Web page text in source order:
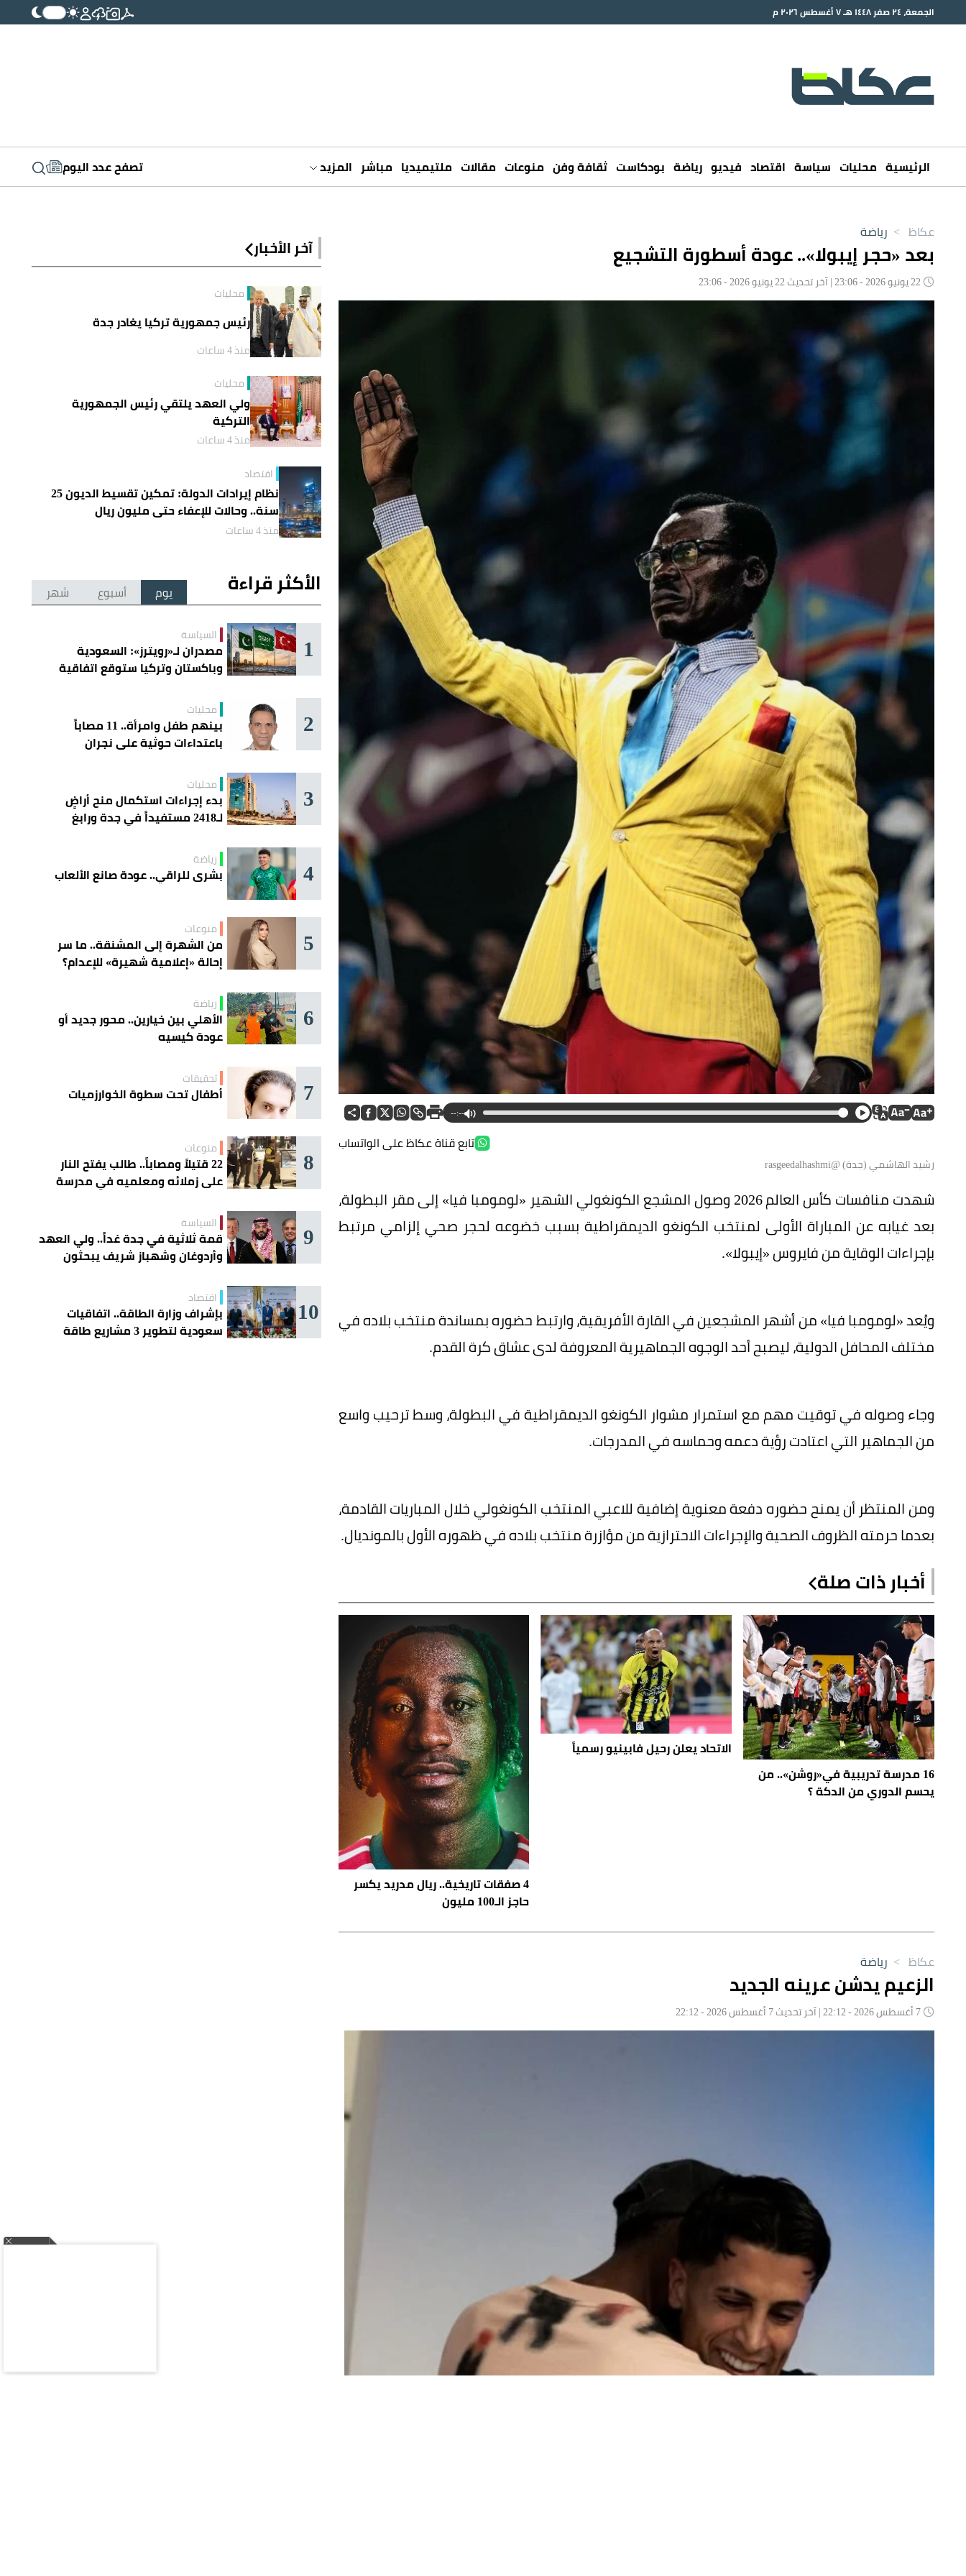
الجمعة، ٢٤ صفر ١٤٤٨ هـ ٧ أغسطس ٢٠٢٦ م
الرئيسية محليات سياسة اقتصاد فيديو رياضة بودكاست ثقافة وفن منوعات مقالات ملتيميديا مباشر المزيد تصفح عدد اليوم
عكاظ > رياضة
بعد «حجر إيبولا».. عودة أسطورة التشجيع
--:--
تابع قناة عكاظ على الواتساب
رشيد الهاشمي (جدة) @rasgeedalhashmi
شهدت منافسات كأس العالم 2026 وصول المشجع الكونغولي الشهير «لومومبا فيا» إلى مقر البطولة،
بعد غيابه عن المباراة الأولى لمنتخب الكونغو الديمقراطية بسبب خضوعه لحجر صحي إلزامي مرتبط
بإجراءات الوقاية من فايروس «إيبولا».
ويُعد «لومومبا فيا» من أشهر المشجعين في القارة الأفريقية، وارتبط حضوره بمساندة منتخب بلاده في
مختلف المحافل الدولية، ليصبح أحد الوجوه الجماهيرية المعروفة لدى عشاق كرة القدم.
وجاء وصوله في توقيت مهم مع استمرار مشوار الكونغو الديمقراطية في البطولة، وسط ترحيب واسع
من الجماهير التي اعتادت رؤية دعمه وحماسه في المدرجات.
ومن المنتظر أن يمنح حضوره دفعة معنوية إضافية للاعبي المنتخب الكونغولي خلال المباريات القادمة،
بعدما حرمته الظروف الصحية والإجراءات الاحترازية من مؤازرة منتخب بلاده في ظهوره الأول بالمونديال.
أخبار ذات صلة
16 مدرسة تدريبية في«روشن».. من
يحسم الدوري من الدكة ؟
الاتحاد يعلن رحيل فابينيو رسمياً
4 صفقات تاريخية.. ريال مدريد يكسر
حاجز الـ100 مليون
آخر الأخبار
محليات
رئيس جمهورية تركيا يغادر جدة
منذ 4 ساعات
محليات
ولي العهد يلتقي رئيس الجمهورية
التركية
منذ 4 ساعات
اقتصاد
نظام إيرادات الدولة: تمكين تقسيط الديون 25
سنة.. وحالات للإعفاء حتى مليون ريال
منذ 4 ساعات
الأكثر قراءة يوم أسبوع شهر
1 السياسة
مصدران لـ«رويترز»: السعودية
وباكستان وتركيا ستوقع اتفاقية
2 محليات
بينهم طفل وامرأة.. 11 مصاباً
باعتداءات حوثية على نجران
3 محليات
بدء إجراءات استكمال منح أراضٍ
لـ2418 مستفيداً في جدة ورابغ
4 رياضة
بشرى للراقي.. عودة صانع الألعاب
5 منوعات
من الشهرة إلى المشنقة.. ما سر
إحالة «إعلامية شهيرة» للإعدام؟
6 رياضة
الأهلي بين خيارين.. محور جديد أو
عودة كيسيه
7 تحقيقات
أطفال تحت سطوة الخوارزميات
8 منوعات
22 قتيلاً ومصاباً.. طالب يفتح النار
على زملائه ومعلميه في مدرسة
9 السياسة
قمة ثلاثية في جدة غداً.. ولي العهد
وأردوغان وشهباز شريف يبحثون
10 اقتصاد
بإشراف وزارة الطاقة.. اتفاقيات
سعودية لتطوير 3 مشاريع طاقة
عكاظ > رياضة
الزعيم يدشن عرينه الجديد